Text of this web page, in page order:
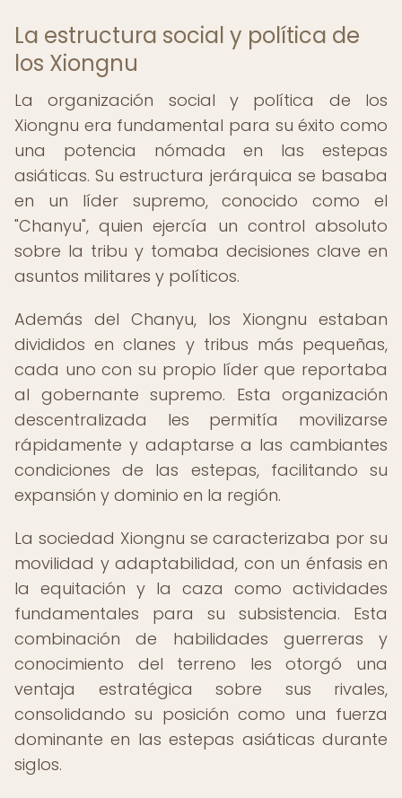
La estructura social y política de
los Xiongnu
La organización social y política de los
Xiongnu era fundamental para su éxito como
una potencia nómada en las estepas
asiáticas. Su estructura jerárquica se basaba
en un líder supremo, conocido como el
"Chanyu", quien ejercía un control absoluto
sobre la tribu y tomaba decisiones clave en
asuntos militares y políticos.
Además del Chanyu, los Xiongnu estaban
divididos en clanes y tribus más pequeñas,
cada uno con su propio líder que reportaba
al gobernante supremo. Esta organización
descentralizada les permitía movilizarse
rápidamente y adaptarse a las cambiantes
condiciones de las estepas, facilitando su
expansión y dominio en la región.
La sociedad Xiongnu se caracterizaba por su
movilidad y adaptabilidad, con un énfasis en
la equitación y la caza como actividades
fundamentales para su subsistencia. Esta
combinación de habilidades guerreras y
conocimiento del terreno les otorgó una
ventaja estratégica sobre sus rivales,
consolidando su posición como una fuerza
dominante en las estepas asiáticas durante
siglos.